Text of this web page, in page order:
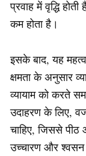
प्रवाह में वृद्धि
कम होता है।
इसके बाद, यह
क्षमता के अनुसार
व्यायाम को करते
उदाहरण के लिए,
चाहिए, जिससे
उच्चारण और श्वसन